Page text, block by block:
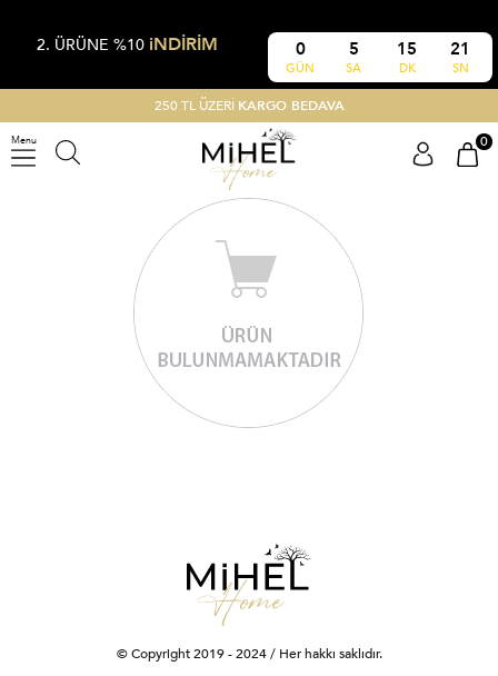
2. ÜRÜNE %10 iNDİRİM 0
GÜN
5
SA
15
DK
21
SN
250 TL ÜZERİ KARGO BEDAVA
Menu 0
© Copyright 2019 - 2024 / Her hakkı saklıdır.